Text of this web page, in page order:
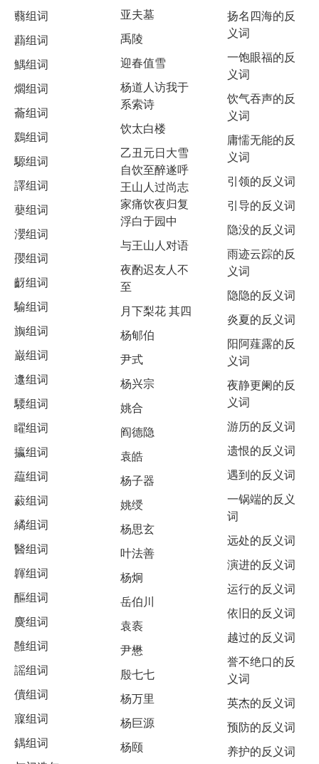
蘙组词
蘛组词
鰅组词
爓组词
蘥组词
鶢组词
騵组词
譯组词
蘡组词
瀴组词
孾组词
齖组词
騟组词
旟组词
巌组词
邍组词
騕组词
矅组词
攍组词
藴组词
藙组词
繘组词
醫组词
韗组词
醧组词
麌组词
雝组词
謡组词
儥组词
寱组词
鍝组词
亚夫墓
禹陵
迎春值雪
杨道人访我于
系索诗
饮太白楼
乙丑元日大雪
自饮至醉遂呼
王山人过尚志
家痛饮夜归复
浮白于园中
与王山人对语
夜酌迟友人不
至
月下梨花 其四
杨郇伯
尹式
杨兴宗
姚合
阎德隐
袁皓
杨子器
姚绶
杨思玄
叶法善
杨炯
岳伯川
袁袠
尹懋
殷七七
杨万里
杨巨源
杨颐
扬名四海的反
义词
一饱眼福的反
义词
饮气吞声的反
义词
庸懦无能的反
义词
引领的反义词
引导的反义词
隐没的反义词
雨迹云踪的反
义词
隐隐的反义词
炎夏的反义词
阳阿薤露的反
义词
夜静更阑的反
义词
游历的反义词
遗恨的反义词
遇到的反义词
一锅端的反义
词
远处的反义词
演进的反义词
运行的反义词
依旧的反义词
越过的反义词
誉不绝口的反
义词
英杰的反义词
预防的反义词
养护的反义词